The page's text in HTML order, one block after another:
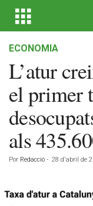
ECONOMIA
L’atur
el primer
als
Por Redacció - 28 d'abril de